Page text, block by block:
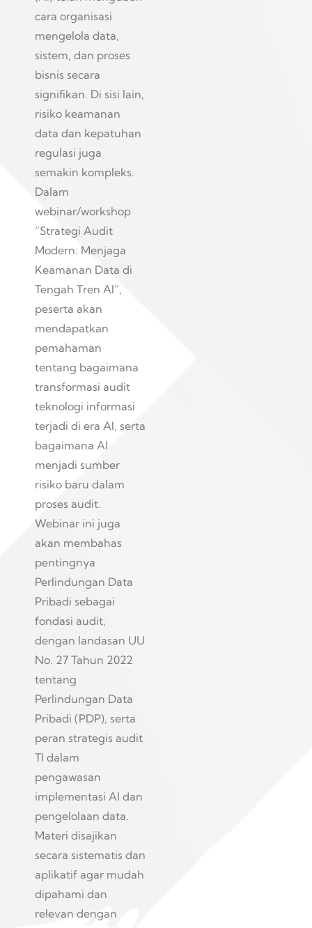
cara organisasi
mengelola data,
sistem, dan proses
bisnis secara
signifikan. Di sisi lain,
risiko keamanan
data dan kepatuhan
regulasi juga
semakin kompleks.
Dalam
webinar/workshop
“Strategi Audit
Modern: Menjaga
Keamanan Data di
Tengah Tren AI”,
peserta akan
mendapatkan
pemahaman
tentang bagaimana
transformasi audit
teknologi informasi
terjadi di era AI, serta
bagaimana AI
menjadi sumber
risiko baru dalam
proses audit.
Webinar ini juga
akan membahas
pentingnya
Perlindungan Data
Pribadi sebagai
fondasi audit,
dengan landasan UU
No. 27 Tahun 2022
tentang
Perlindungan Data
Pribadi (PDP), serta
peran strategis audit
TI dalam
pengawasan
implementasi AI dan
pengelolaan data.
Materi disajikan
secara sistematis dan
aplikatif agar mudah
dipahami dan
relevan dengan